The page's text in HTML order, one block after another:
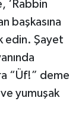
‘Rabbin
başkasına
edin. Şayet
“Üf!” deme
yumuşak